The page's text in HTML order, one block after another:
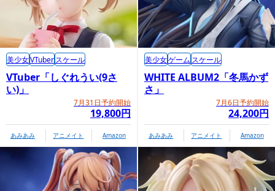
VTuber「しぐれうい(9さ
い)」
7月31日予約開始
19,800円
美少女VTuberスケール
あみあみ アニメイト Amazon
WHITE ALBUM2「冬馬かず
さ」
7月6日予約開始
24,200円
美少女ゲーム スケール
あみあみ アニメイト Amazon